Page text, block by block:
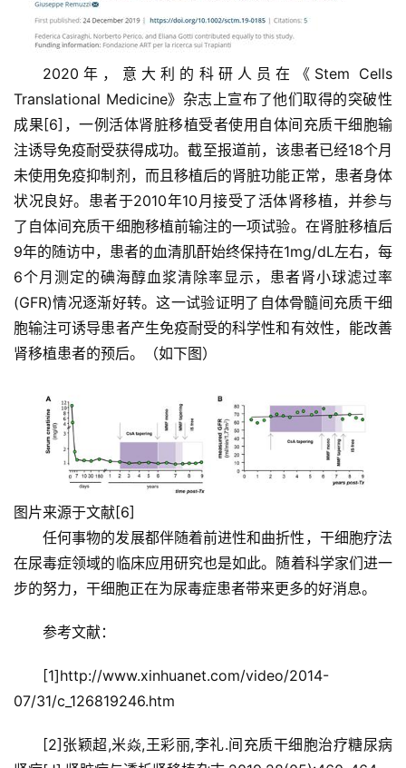
动
关
于
我
们
2020年，意大利的科研人员在《Stem Cells
Translational Medicine》杂志上宣布了他们取得的突破性
成果[6]，一例活体肾脏移植受者使用自体间充质干细胞输
注诱导免疫耐受获得成功。截至报道前，该患者已经18个月
未使用免疫抑制剂，而且移植后的肾脏功能正常，患者身体
状况良好。患者于2010年10月接受了活体肾移植，并参与
了自体间充质干细胞移植前输注的一项试验。在肾脏移植后
9年的随访中，患者的血清肌酐始终保持在1mg/dL左右，每
6个月测定的碘海醇血浆清除率显示，患者肾小球滤过率
(GFR)情况逐渐好转。这一试验证明了自体骨髓间充质干细
胞输注可诱导患者产生免疫耐受的科学性和有效性，能改善
肾移植患者的预后。
（如下图）
图片来源于文献[6]
任何事物的发展都伴随着前进性和曲折性，干细胞疗法
在尿毒症领域的临床应用研究也是如此。随着科学家们进一
步的努力，干细胞正在为尿毒症患者带来更多的好消息。
参考文献：
[1]http://www.xinhuanet.com/video/2014-
07/31/c_126819246.htm
[2]张颖超,米焱,王彩丽,李礼.间充质干细胞治疗糖尿病